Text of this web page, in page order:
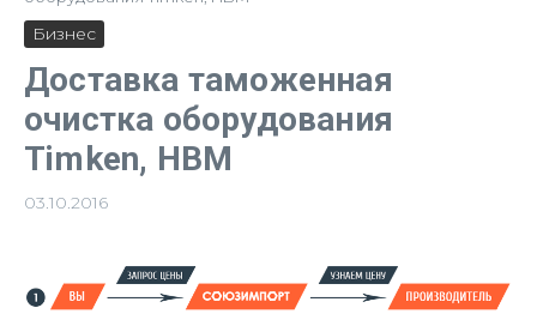
Бизнес
Доставка таможенная
очистка оборудования
Timken, HBM
03.10.2016